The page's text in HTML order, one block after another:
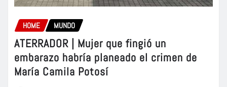
HOME MUNDO
ATERRADOR | Mujer que fingió un
embarazo habría planeado el crimen de
María Camila Potosí